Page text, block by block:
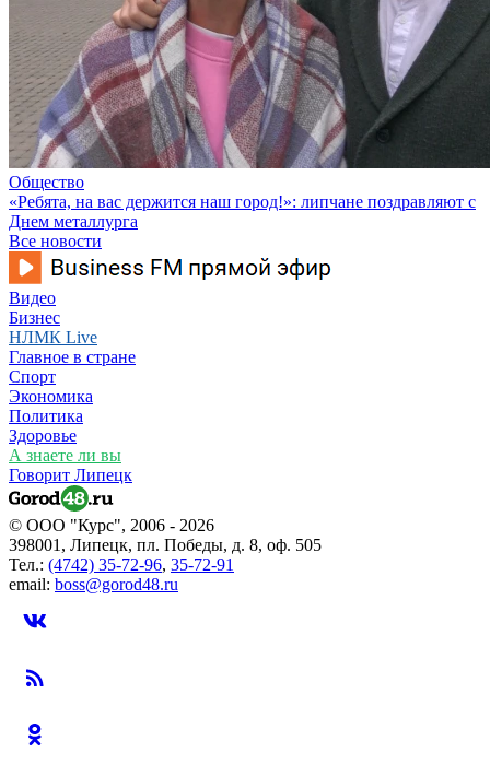
Общество
«Ребята, на вас держится наш город!»: липчане поздравляют с
Днем металлурга
Все новости
Видео
Бизнес
НЛМК Live
Главное в стране
Спорт
Экономика
Политика
Здоровье
А знаете ли вы
Говорит Липецк
© ООО "Курс", 2006 - 2026
398001, Липецк, пл. Победы, д. 8, оф. 505
Тел.: (4742) 35-72-96, 35-72-91
email: boss@gorod48.ru